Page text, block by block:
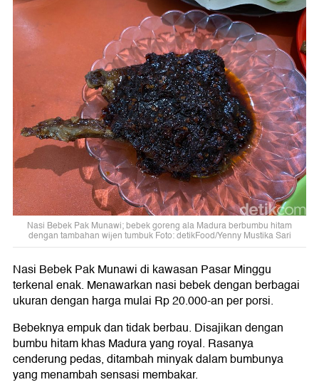
Nasi Bebek Pak Munawi; bebek goreng ala Madura berbumbu hitam
dengan tambahan wijen tumbuk Foto: detikFood/Yenny Mustika Sari
Nasi Bebek Pak Munawi di kawasan Pasar Minggu
terkenal enak. Menawarkan nasi bebek dengan berbagai
ukuran dengan harga mulai Rp 20.000-an per porsi.
Bebeknya empuk dan tidak berbau. Disajikan dengan
bumbu hitam khas Madura yang royal. Rasanya
cenderung pedas, ditambah minyak dalam bumbunya
yang menambah sensasi membakar.